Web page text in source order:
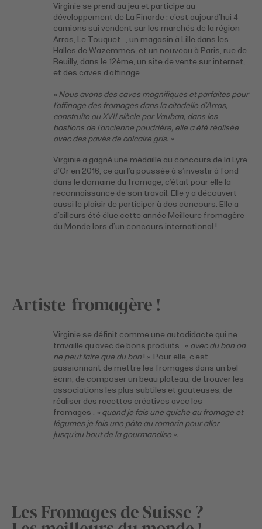
Virginie se prend au jeu et participe au
développement de La Finarde : c’est aujourd’hui 4
camions sui vendent sur les marchés de la région
Arras, Le Touquet…, un magasin à Lille dans les
Halles de Wazemmes, et un nouveau à Paris, rue de
Reuilly, dans le 12ème, un site de vente sur internet,
et des caves d’affinage :
« Nous avons des caves magnifiques et parfaites pour
l’affinage des fromages dans la citadelle d’Arras,
construite au XVII siècle par Vauban, dans les
bastions de l’ancienne poudrière, elle a été réalisée
avec des pavés de calcaire gris. »
Virginie a gagné une médaille au concours de la Lyre
d’Or en 2016, ce qui l’a poussée à s’investir à fond
dans le domaine du fromage, c’était pour elle la
reconnaissance de son travail. Elle y a découvert
aussi le plaisir de participer à des concours. Elle a
d’ailleurs été élue cette année Meilleure fromagère
du Monde lors d’un concours international !
Artiste-fromagère !
Virginie se définit comme une autodidacte qui ne
travaille qu’avec de bons produits : « avec du bon on
ne peut faire que du bon ! ». Pour elle, c’est
passionnant de mettre les fromages dans un bel
écrin, de composer un beau plateau, de trouver les
associations les plus subtiles et gouteuses, de
réaliser des recettes créatives avec les
fromages : « quand je fais une quiche au fromage et
légumes je fais une pâte au romarin pour aller
jusqu’au bout de la gourmandise ».
Les Fromages de Suisse ?